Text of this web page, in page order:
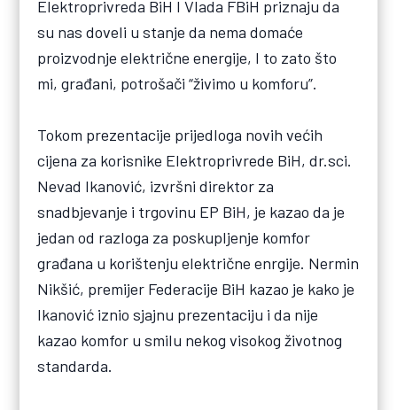
Elektroprivreda BiH I Vlada FBiH priznaju da
su nas doveli u stanje da nema domaće
proizvodnje električne energije, I to zato što
mi, građani, potrošači “živimo u komforu”.
Tokom prezentacije prijedloga novih većih
cijena za korisnike Elektroprivrede BiH, dr.sci.
Nevad Ikanović, izvršni direktor za
snadbjevanje i trgovinu EP BiH, je kazao da je
jedan od razloga za poskupljenje komfor
građana u korištenju električne enrgije. Nermin
Nikšić, premijer Federacije BiH kazao je kako je
Ikanović iznio sjajnu prezentaciju i da nije
kazao komfor u smilu nekog visokog životnog
standarda.